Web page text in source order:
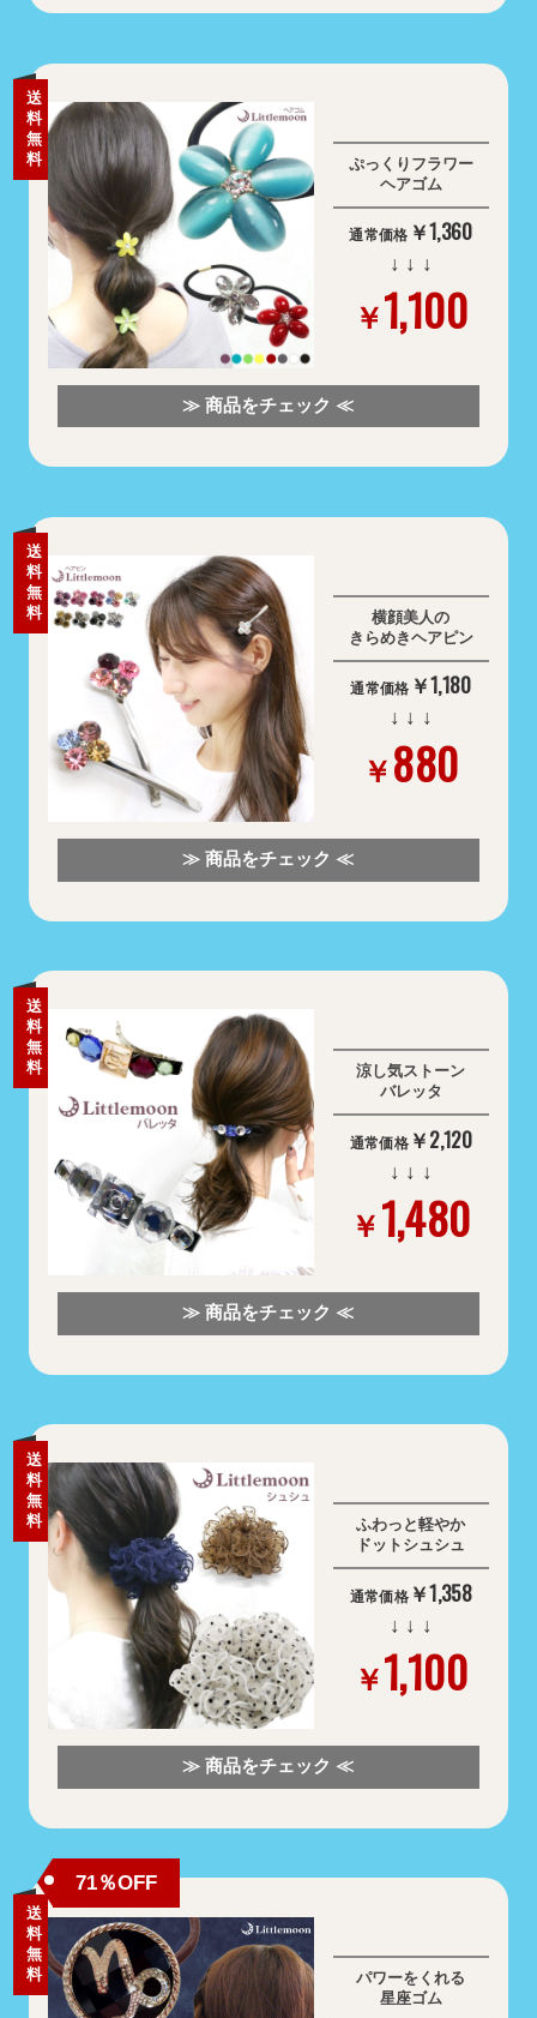
送
料
無
料
ぷっくりフラワー
ヘアゴム
通常価格 ￥1,360
↓ ↓ ↓
￥1,100
≫ 商品をチェック ≪
送
料
無
料
横顔美人の
きらめきヘアピン
通常価格 ￥1,180
↓ ↓ ↓
￥880
≫ 商品をチェック ≪
送
料
無
料
涼し気ストーン
バレッタ
通常価格 ￥2,120
↓ ↓ ↓
￥1,480
≫ 商品をチェック ≪
送
料
無
料
ふわっと軽やか
ドットシュシュ
通常価格 ￥1,358
↓ ↓ ↓
￥1,100
≫ 商品をチェック ≪
送
料
無
料
71％OFF
パワーをくれる
星座ゴム